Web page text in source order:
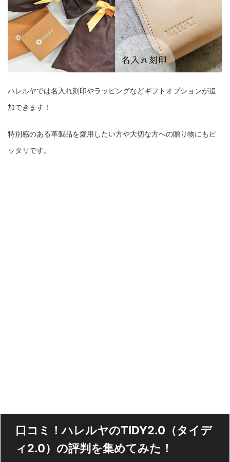
ハレルヤでは名入れ刻印やラッピングなどギフトオプションが追
加できます！
特別感のある革製品を愛用したい方や大切な方への贈り物にもピ
ッタリです。
口コミ！ハレルヤのTIDY2.0（タイデ
ィ2.0）の評判を集めてみた！